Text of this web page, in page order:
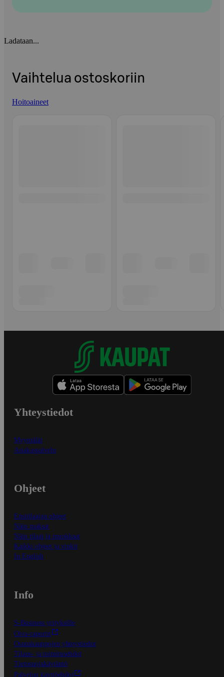
Ladataan...
Vaihtelua ostoskoriin
Hoitoaineet
Yhteystiedot
Myymälät
Asiakaspalvelu
Ohjeet
Ensitilaajan ohjeet
Näin maksat
Näin tilaat ja muokkaat
Kaikki ohjeet ja vinkit
In English
Info
S-Business yrityksille
Oiva-raportit
Osuuskauppojen yhteystiedot
Tilaus- ja toimitusehdot
Tietosuojakäytäntö
Palvelun käyttöehdot